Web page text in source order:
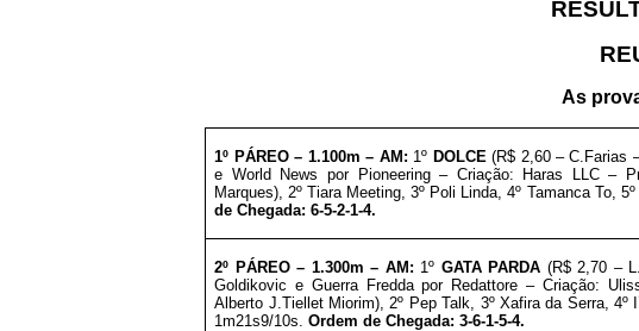
As
1º PÁREO – 1.100m – AM: 1º DOLCE (R$ 2,60 – C.Farias
e World News por Pioneering – Criação: Haras LLC –
Marques), 2º Tiara Meeting, 3º Poli Linda, 4º Tamanca To,
de Chegada: 6-5-2-1-4.
2º PÁREO – 1.300m – AM: 1º GATA PARDA (R$ 2,70 –
Goldikovic e Guerra Fredda por Redattore – Criação:
Alberto J.Tiellet Miorim), 2º Pep Talk, 3º Xafira da Serra, 4º
1m21s9/10s.Ordem de Chegada: 3-6-1-5-4.